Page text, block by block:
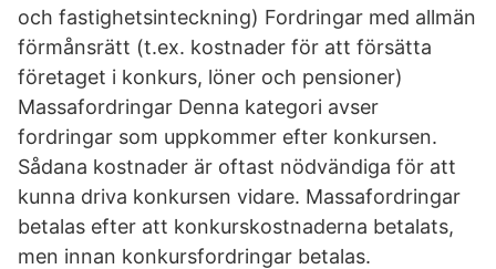
och fastighetsinteckning) Fordringar med allmän
förmånsrätt (t.ex. kostnader för att försätta
företaget i konkurs, löner och pensioner)
Massafordringar Denna kategori avser
fordringar som uppkommer efter konkursen.
Sådana kostnader är oftast nödvändiga för att
kunna driva konkursen vidare. Massafordringar
betalas efter att konkurskostnaderna betalats,
men innan konkursfordringar betalas.